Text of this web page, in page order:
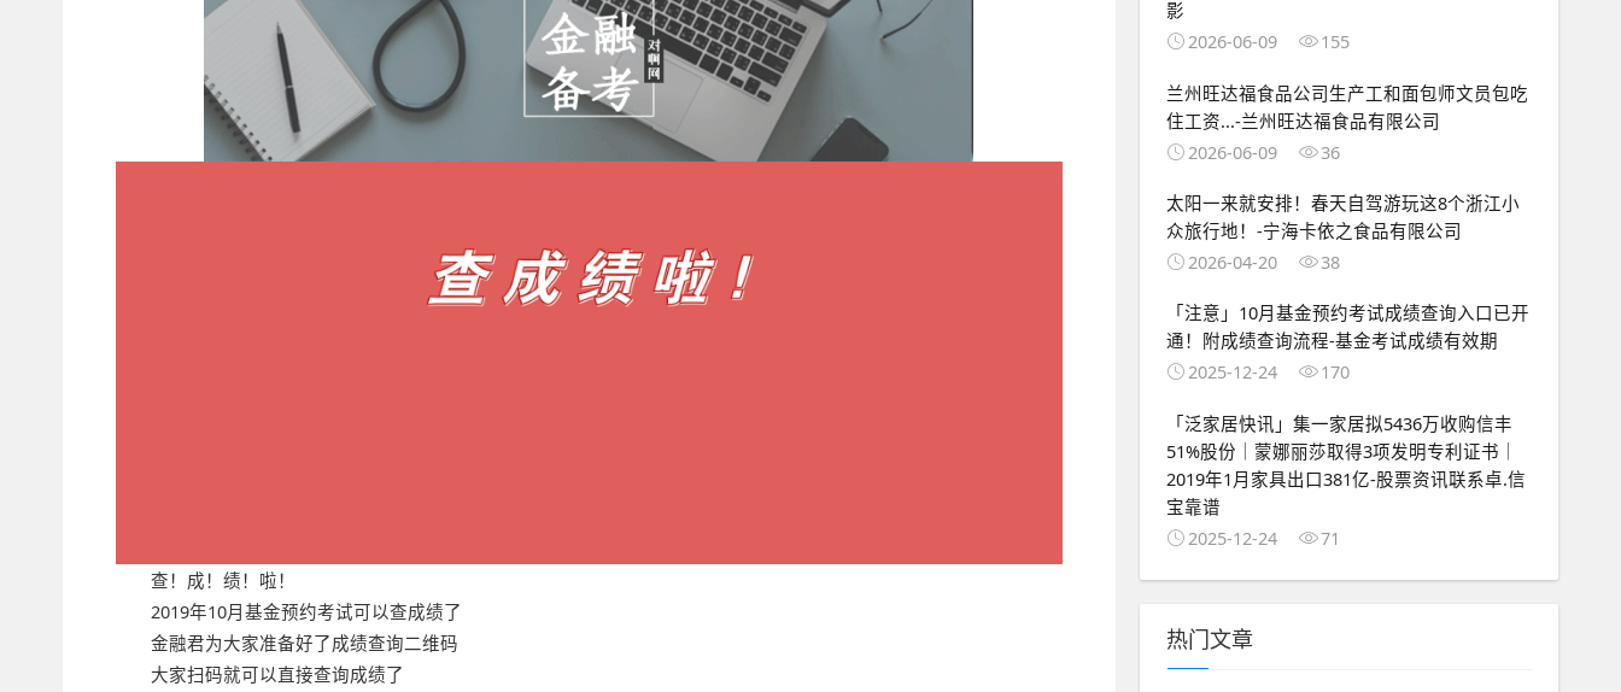
查！成！绩！啦！
2019年10月基金预约考试可以查成绩了
金融君为大家准备好了成绩查询二维码
大家扫码就可以直接查询成绩了
影
2026-06-09
155
兰州旺达福食品公司生产工和面包师文员包吃
住工资...-兰州旺达福食品有限公司
2026-06-09
36
太阳一来就安排！春天自驾游玩这8个浙江小
众旅行地！-宁海卡依之食品有限公司
2026-04-20
38
「注意」10月基金预约考试成绩查询入口已开
通！附成绩查询流程-基金考试成绩有效期
2025-12-24
170
「泛家居快讯」集一家居拟5436万收购信丰
51%股份｜蒙娜丽莎取得3项发明专利证书｜
2019年1月家具出口381亿-股票资讯联系卓.信
宝靠谱
2025-12-24
71
热门文章